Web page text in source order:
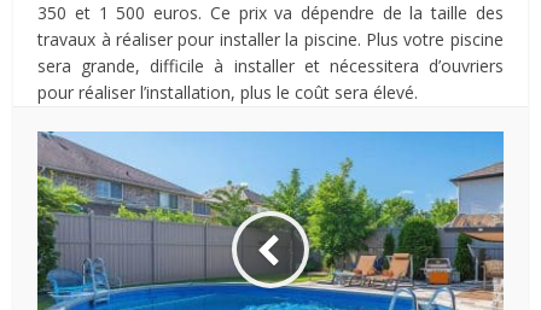
350 et 1 500 euros. Ce prix va dépendre de la taille des
travaux à réaliser pour installer la piscine. Plus votre piscine
sera grande, difficile à installer et nécessitera d’ouvriers
pour réaliser l’installation, plus le coût sera élevé.